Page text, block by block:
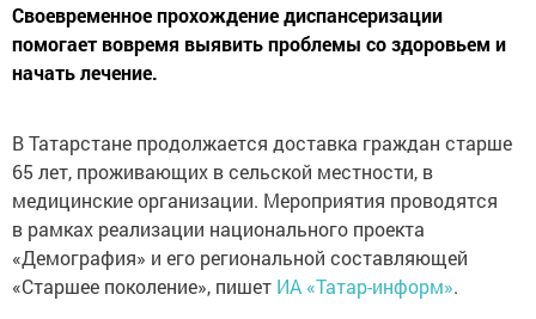
Своевременное прохождение диспансеризации
помогает вовремя выявить проблемы со здоровьем и
начать лечение.
В Татарстане продолжается доставка граждан старше
65 лет, проживающих в сельской местности, в
медицинские организации. Мероприятия проводятся
в рамках реализации национального проекта
«Демография» и его региональной составляющей
«Старшее поколение», пишет ИА «Татар-информ».